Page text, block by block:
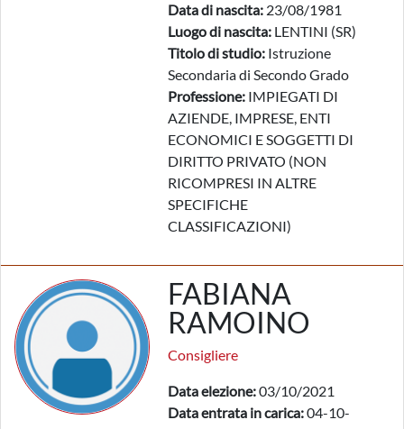
Data di nascita: 23/08/1981
Luogo di nascita: LENTINI (SR)
Titolo di studio: Istruzione
Secondaria di Secondo Grado
Professione: IMPIEGATI DI
AZIENDE, IMPRESE, ENTI
ECONOMICI E SOGGETTI DI
DIRITTO PRIVATO (NON
RICOMPRESI IN ALTRE
SPECIFICHE
CLASSIFICAZIONI)
FABIANA
RAMOINO
Consigliere
Data elezione:03/10/2021
Data entrata in carica:04-10-